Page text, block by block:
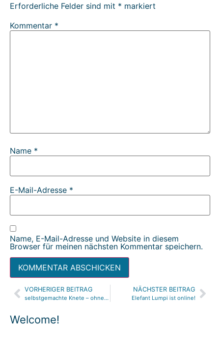
Welcome!
Erforderliche Felder sind mit * markiert
Kommentar *
Name *
E-Mail-Adresse *
Name, E-Mail-Adresse und Website in diesem
Browser für meinen nächsten Kommentar speichern.
Alternative:
VORHERIGER BEITRAG
selbstgemachte Knete – ohne Alaun
NÄCHSTER BEITRAG
Elefant Lumpi ist online!